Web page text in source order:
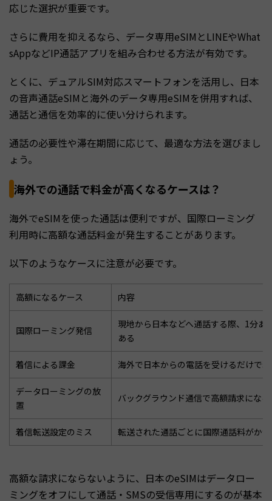
応じた選択が重要です。
さらに費用を抑えるなら、データ専用eSIMとLINEやWhat
sAppなどIP通話アプリを組み合わせる方法が有効です。
とくに、デュアルSIM対応スマートフォンを活用し、日本
の音声通話eSIMと海外のデータ専用eSIMを併用すれば、
通話と通信を効率的に使い分けられます。
通話の必要性や滞在期間に応じて、最適な方法を選びまし
ょう。
海外での通話で料金が高くなるケースは？
海外でeSIMを使った通話は便利ですが、国際ローミング
利用時に高額な通話料金が発生することがあります。
以下のようなケースに注意が必要です。
高額になるケース 内容
国際ローミング発信
現地から日本などへ通話する際、1分あ
ある
着信による課金 海外で日本からの電話を受けるだけで
データローミングの放
置
バックグラウンド通信で高額請求にな
着信転送設定のミス 転送された通話ごとに国際通話料がか
高額な請求にならないように、日本のeSIMはデータロー
ミングをオフにして通話・SMSの受信専用にするのが基本